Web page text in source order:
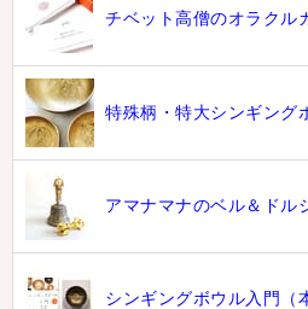
チベット高僧のオラクル
特殊柄・特大シンギング
アマナマナのベル＆ドル
シンギングボウル入門（